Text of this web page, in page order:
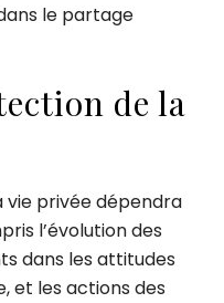
le partage
de la
vie privée dépendra
l’évolution des
dans les attitudes
et les actions des